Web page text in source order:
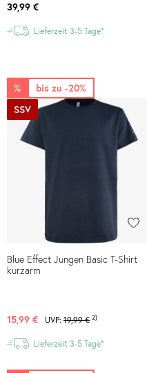
39,99 €
Lieferzeit 3-5 Tage*
bis zu -20%
%
SSV
Blue Effect Jungen Basic T-Shirt
kurzarm
15,99 € UVP: 19,99 € 2)
Lieferzeit 3-5 Tage*